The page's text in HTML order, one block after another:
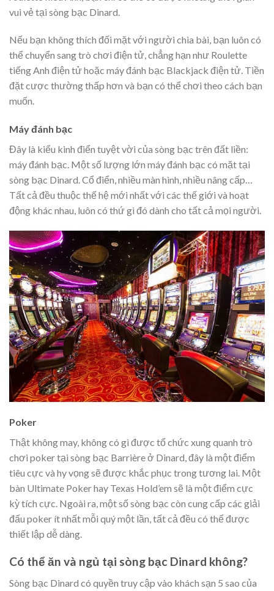
vui vẻ tại sòng bạc Dinard.
Nếu bạn không thích đối mặt với người chia bài, bạn luôn có
thể chuyển sang trò chơi điện tử, chẳng hạn như Roulette
tiếng Anh điện tử hoặc máy đánh bạc Blackjack điện tử. Tiền
đặt cược thường thấp hơn và bạn có thể chơi theo cách bạn
muốn.
Máy đánh bạc
Đây là kiểu kinh điển tuyệt vời của sòng bạc trên đất liền:
máy đánh bạc. Một số lượng lớn máy đánh bạc có mặt tại
sòng bạc Dinard. Cổ điển, nhiều màn hình, nhiều nâng cấp…
Tất cả đều thuộc thế hệ mới nhất với các thế giới và hoạt
động khác nhau, luôn có thứ gì đó dành cho tất cả mọi người.
Poker
Thật không may, không có gì được tổ chức xung quanh trò
chơi poker tại sòng bạc Barrière ở Dinard, đây là một điểm
tiêu cực và hy vọng sẽ được khắc phục trong tương lai. Một
bàn Ultimate Poker hay Texas Hold’em sẽ là một điểm cực
kỳ tích cực. Ngoài ra, một số sòng bạc còn cung cấp các giải
đấu poker ít nhất mỗi quý một lần, tất cả đều có thể được
thiết lập dễ dàng.
Có thể ăn và ngủ tại sòng bạc Dinard không?
Sòng bạc Dinard có quyền truy cập vào khách sạn 5 sao của